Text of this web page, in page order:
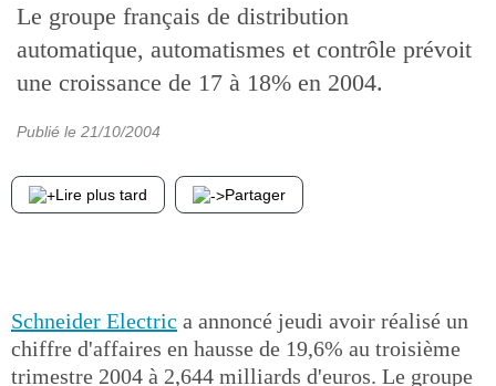
Le groupe français de distribution
automatique, automatismes et contrôle prévoit
une croissance de 17 à 18% en 2004.
Publié le 21/10/2004
Lire plus tard Partager
Schneider Electric a annoncé jeudi avoir réalisé un
chiffre d'affaires en hausse de 19,6% au troisième
trimestre 2004 à 2,644 milliards d'euros. Le groupe